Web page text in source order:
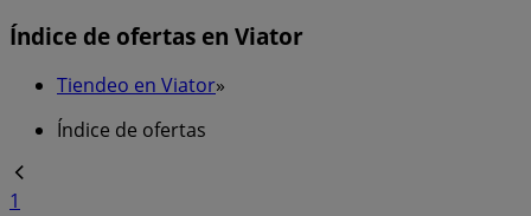
Índice de ofertas en Viator
Tiendeo en Viator»
Índice de ofertas
1